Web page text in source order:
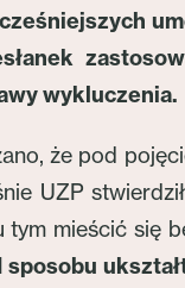
wykluczenia.
że pod
UZP
mieścić się